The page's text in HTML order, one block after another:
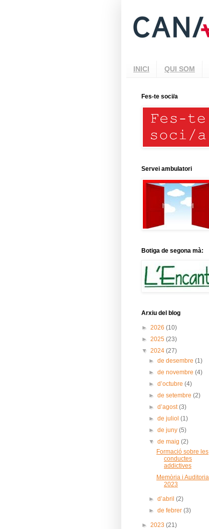
INICI QUI SOM
Fes-te soci/a
Servei ambulatori
Botiga de segona mà:
Arxiu del blog
► 2026 (10)
► 2025 (23)
▼ 2024 (27)
►de desembre(1)
►de novembre(4)
►d’octubre(4)
►de setembre(2)
►d’agost(3)
►de juliol(1)
►de juny(5)
▼de maig(2)
Formació sobre les
conductes
addictives
Memòria i Auditoria
2023
►d’abril(2)
►de febrer(3)
► 2023 (21)